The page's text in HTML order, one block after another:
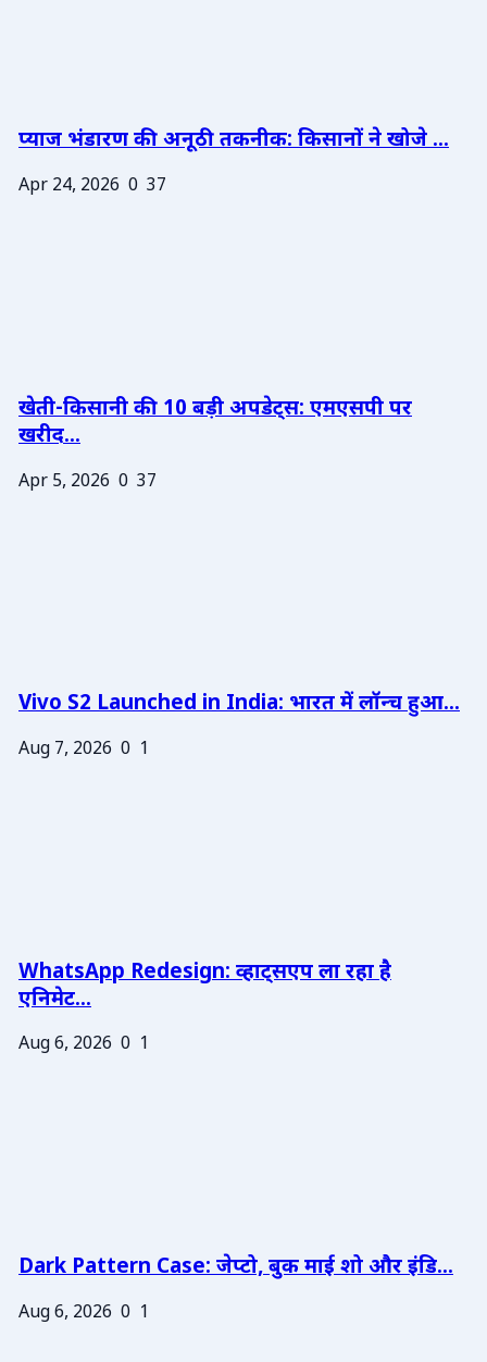
प्याज भंडारण की अनूठी तकनीक: किसानों ने खोजे ...
Apr 24, 2026 0 37
खेती-किसानी की 10 बड़ी अपडेट्स: एमएसपी पर
खरीद...
Apr 5, 2026 0 37
Vivo S2 Launched in India: भारत में लॉन्च हुआ...
Aug 7, 2026 0 1
WhatsApp Redesign: व्हाट्सएप ला रहा है
एनिमेट...
Aug 6, 2026 0 1
Dark Pattern Case: जेप्टो, बुक माई शो और इंडि...
Aug 6, 2026 0 1